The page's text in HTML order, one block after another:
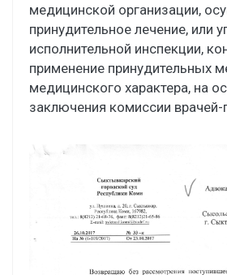
медицинской организации,
принудительное лечение, или
исполнительной инспекции,
применение принудительных
медицинского характера, на
заключения комиссии врачей-